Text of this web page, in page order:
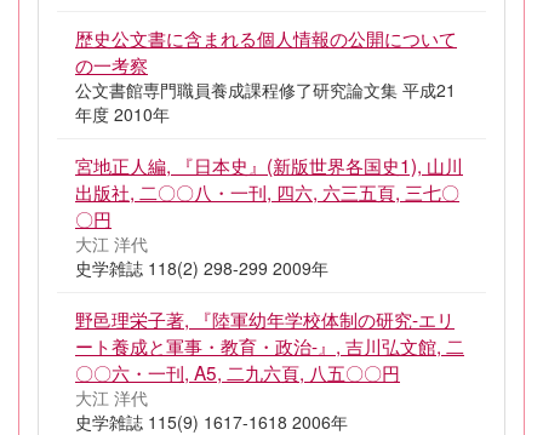
歴史公文書に含まれる個人情報の公開について
の一考察
公文書館専門職員養成課程修了研究論文集 平成21
年度 2010年
宮地正人編, 『日本史』(新版世界各国史1), 山川
出版社, 二〇〇八・一刊, 四六, 六三五頁, 三七〇
〇円
大江 洋代
史学雑誌 118(2) 298-299 2009年
野邑理栄子著, 『陸軍幼年学校体制の研究-エリ
ート養成と軍事・教育・政治-』, 吉川弘文館, 二
〇〇六・一刊, A5, 二九六頁, 八五〇〇円
大江 洋代
史学雑誌 115(9) 1617-1618 2006年